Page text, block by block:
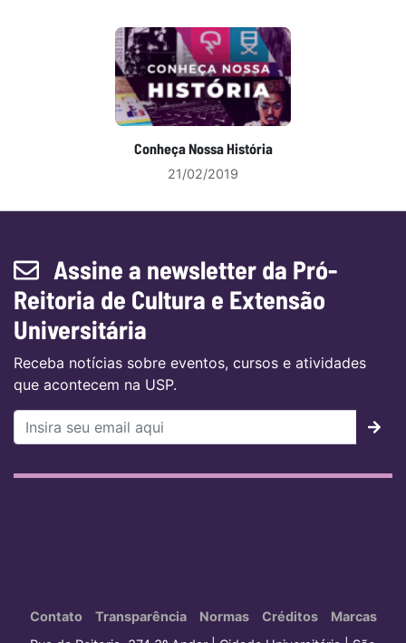
Conheça Nossa História
21/02/2019
Assine a newsletter da Pró-
Reitoria de Cultura e Extensão
Universitária
Receba notícias sobre eventos, cursos e atividades
que acontecem na USP.
Contato Transparência Normas Créditos
Marcas